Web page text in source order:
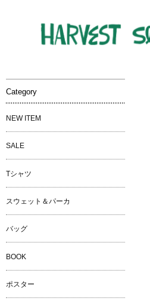
Category
NEW ITEM
SALE
Tシャツ
スウェット＆パーカ
バッグ
BOOK
ポスター